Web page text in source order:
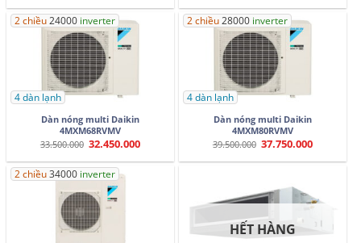
là:
14.400.000.
tại
12.890.000.
là:
27.500.000.
tại
2 chiều24000 inverter
4 dàn lạnh
Dàn nóng multi Daikin
4MXM68RVMV
33.500.000 Giá
gốc
là:
33.500.000.
32.450.000
tại
2 chiều28000 inverter
4 dàn lạnh
Dàn nóng multi Daikin
4MXM80RVMV
39.500.000 Giá
gốc
là:
37.750.000
tại
2 chiều34000 inverter
HẾT HÀNG